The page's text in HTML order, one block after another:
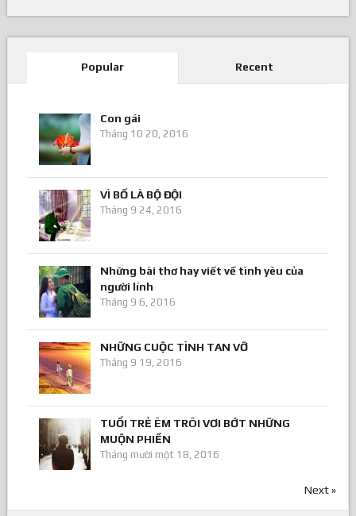
Recent
Con gái
VÌ BỐ LÀ BỘ ĐỘI
Những bài thơ hay viết về tình yêu của
người lính
NHỮNG CUỘC TÌNH TAN VỠ
TUỔI TRẺ ÊM TRÔI VƠI BỚT NHỮNG
MUỘN PHIỀN
Next »